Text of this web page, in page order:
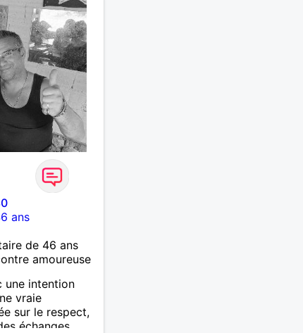
ans
de 46 ans
amoureuse
une intention
vraie
sur le respect,
échanges